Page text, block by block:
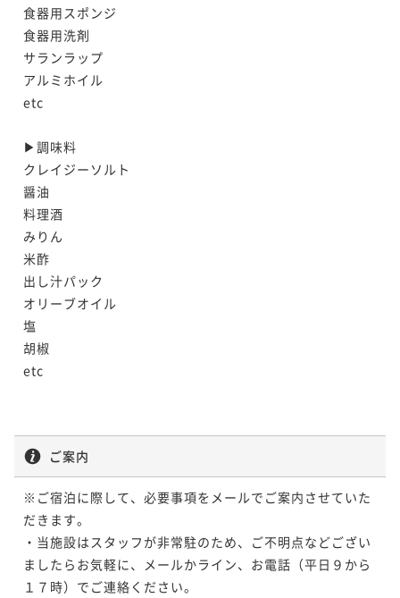
食器用スポンジ
食器用洗剤
サランラップ
アルミホイル
etc
▶︎調味料
クレイジーソルト
醤油
料理酒
みりん
米酢
出し汁パック
オリーブオイル
塩
胡椒
etc
ご案内
※ご宿泊に際して、必要事項をメールでご案内させていた
だきます。
・当施設はスタッフが非常駐のため、ご不明点などござい
ましたらお気軽に、メールかライン、お電話（平日９から
１７時）でご連絡ください。